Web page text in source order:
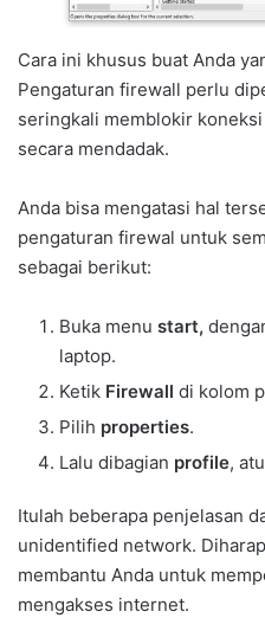
Cara ini khusus buat Anda
Pengaturan firewall perlu
seringkali memblokir
secara mendadak.
Anda bisa mengatasi hal
pengaturan firewal untuk
sebagai berikut:
Buka menu start,
laptop.
Ketik Firewall di kolom
Pilih properties.
Lalu dibagian profile,
Itulah beberapa penjelasan
unidentified network.
membantu Anda untuk
mengakses internet.